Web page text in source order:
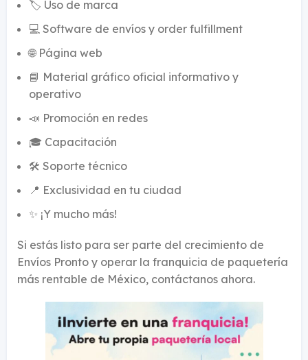
🏷️ Uso de marca
💻 Software de envíos y order fulfillment
🌐 Página web
📘 Material gráfico oficial informativo y
operativo
📣 Promoción en redes
🎓 Capacitación
🛠️ Soporte técnico
📍 Exclusividad en tu ciudad
✨ ¡Y mucho más!
Si estás listo para ser parte del crecimiento de
Envíos Pronto y operar la franquicia de paquetería
más rentable de México, contáctanos ahora.